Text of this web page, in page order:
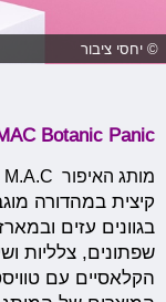
© יחסי ציבור
Botanic Panic
מותג האיפור M.A.C משיק את
קיצית במהדורה
בגוונים עזים
שפתונים, צלליות
הקלאסיים עם